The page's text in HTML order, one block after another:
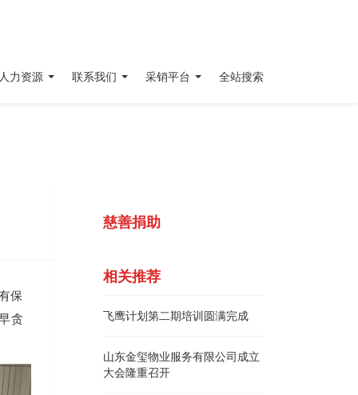
力资源 联系我们 采销平台 全站搜索
保
贪
慈善捐助
相关推荐
飞鹰计划第二期培训圆满完成
山东金玺物业服务有限公司成立
大会隆重召开